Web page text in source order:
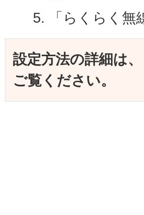
「らくらく
設定方法の詳細は、
ご覧ください。